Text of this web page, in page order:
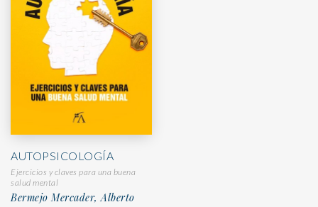
AUTOPSICOLOGÍA
Ejercicios y claves para una buena
salud mental
Bermejo Mercader, Alberto